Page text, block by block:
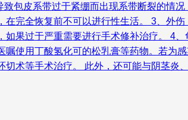
包皮系带过于紧绷而出现系带断裂的情
完全恢复前不可以进行性生活。 3、外
果过于严重需要进行手术修补治疗。 4
使用丁酸氢化可的松乳膏等药物。若为
术等手术治疗。 此外，还可能与阴茎炎